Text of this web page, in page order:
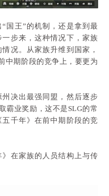
国王”的机制，还是拿到最
步来，这种情况下，家族
况。从家族升维到国家，
中期阶段的竞争上，要更为
决出最强同盟，然后逐步
霸业奖励，这不是SLG的常
千年》在前中期阶段的竞
在家族的人员结构上与传